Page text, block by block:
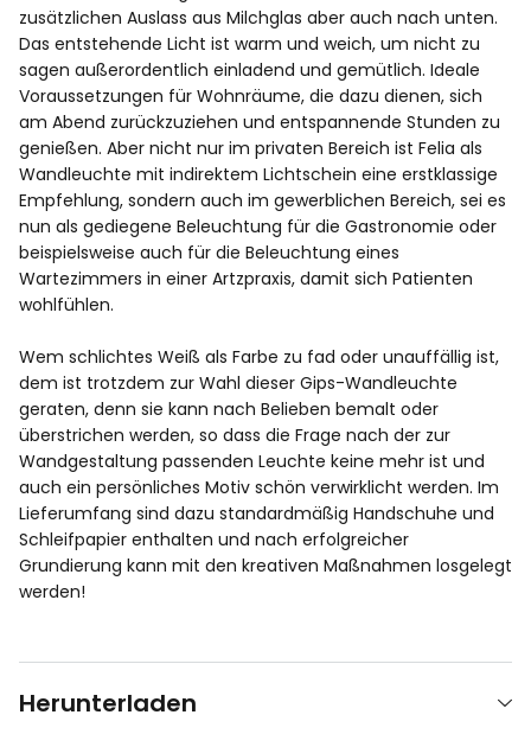
zusätzlichen Auslass aus Milchglas aber auch nach unten.
Das entstehende Licht ist warm und weich, um nicht zu
sagen außerordentlich einladend und gemütlich. Ideale
Voraussetzungen für Wohnräume, die dazu dienen, sich
am Abend zurückzuziehen und entspannende Stunden zu
genießen. Aber nicht nur im privaten Bereich ist Felia als
Wandleuchte mit indirektem Lichtschein eine erstklassige
Empfehlung, sondern auch im gewerblichen Bereich, sei es
nun als gediegene Beleuchtung für die Gastronomie oder
beispielsweise auch für die Beleuchtung eines
Wartezimmers in einer Artzpraxis, damit sich Patienten
wohlfühlen.
Wem schlichtes Weiß als Farbe zu fad oder unauffällig ist,
dem ist trotzdem zur Wahl dieser Gips-Wandleuchte
geraten, denn sie kann nach Belieben bemalt oder
überstrichen werden, so dass die Frage nach der zur
Wandgestaltung passenden Leuchte keine mehr ist und
auch ein persönliches Motiv schön verwirklicht werden. Im
Lieferumfang sind dazu standardmäßig Handschuhe und
Schleifpapier enthalten und nach erfolgreicher
Grundierung kann mit den kreativen Maßnahmen losgelegt
werden!
Herunterladen